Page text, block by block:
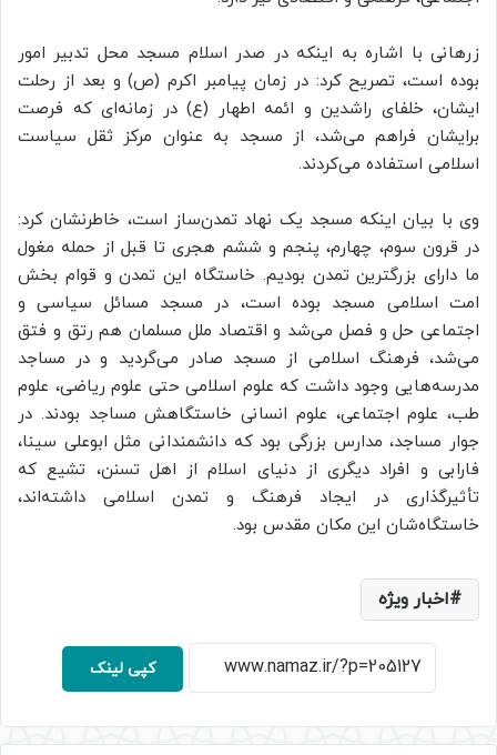
زرهانی با اشاره به اینکه در صدر اسلام مسجد محل تدبیر امور
بوده است، تصریح کرد: در زمان پیامبر اکرم (ص) و بعد از رحلت
ایشان، خلفای راشدین و ائمه اطهار (ع) در زمانه‌ای که فرصت
برایشان فراهم می‌شد، از مسجد به عنوان مرکز ثقل سیاست
اسلامی استفاده می‌کردند.
وی با بیان اینکه مسجد یک نهاد تمدن‌ساز است، خاطرنشان کرد:
در قرون سوم، چهارم، پنجم و ششم هجری تا قبل از حمله مغول
ما دارای بزرگترین تمدن بودیم. خاستگاه این تمدن و قوام بخش
امت اسلامی مسجد بوده است، در مسجد مسائل سیاسی و
اجتماعی حل و فصل می‌شد و اقتصاد ملل مسلمان هم رتق و فتق
می‌شد، فرهنگ اسلامی از مسجد صادر می‌گردید و در مساجد
مدرسه‌هایی وجود داشت که علوم اسلامی حتی علوم ریاضی، علوم
طب، علوم اجتماعی، علوم انسانی خاستگاهش مساجد بودند. در
جوار مساجد، مدارس بزرگی بود که دانشمندانی مثل ابوعلی سینا،
فارابی و افراد دیگری از دنیای اسلام از اهل تسنن، تشیع که
تأثیرگذاری در ایجاد فرهنگ و تمدن اسلامی داشته‌اند،
خاستگاه‌شان این مکان مقدس بود.
اخبار ویژه
کپی لینک